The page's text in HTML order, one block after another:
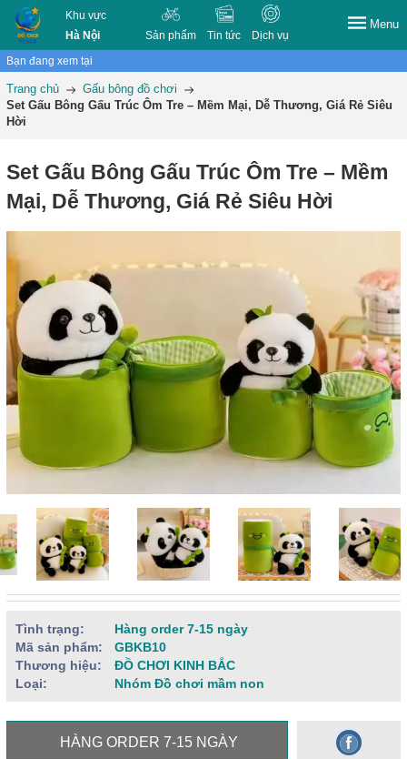
Khu vực
Hà Nội
Sản phẩm Tin tức Dịch vụ
Menu
Bạn đang xem tại
Trang chủ
Gấu bông đồ chơi
Set Gấu Bông Gấu Trúc Ôm Tre – Mềm Mại, Dễ Thương, Giá Rẻ Siêu
Hời
Set Gấu Bông Gấu Trúc Ôm Tre – Mềm
Mại, Dễ Thương, Giá Rẻ Siêu Hời
Tình trạng:
Hàng order 7-15 ngày
Mã sản phẩm:
GBKB10
Thương hiệu:
ĐỒ CHƠI KINH BẮC
Loại:
Nhóm Đồ chơi mầm non
HÀNG ORDER 7-15 NGÀY